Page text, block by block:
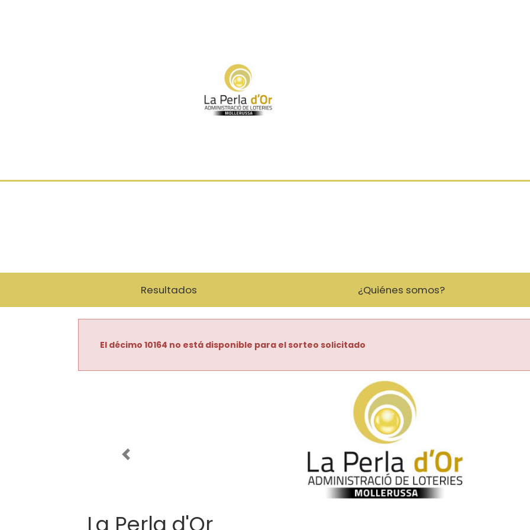
Resultados ¿Quiénes somos?
El décimo 10164 no está disponible para el sorteo solicitado
Imagen anterior